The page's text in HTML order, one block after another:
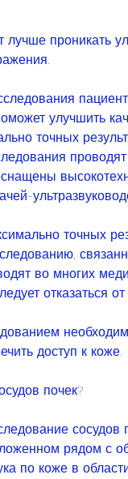
улучшить
точных
точных
во многих
отказаться
доступ к коже.
почек?
сосудов
рядом с
по коже в